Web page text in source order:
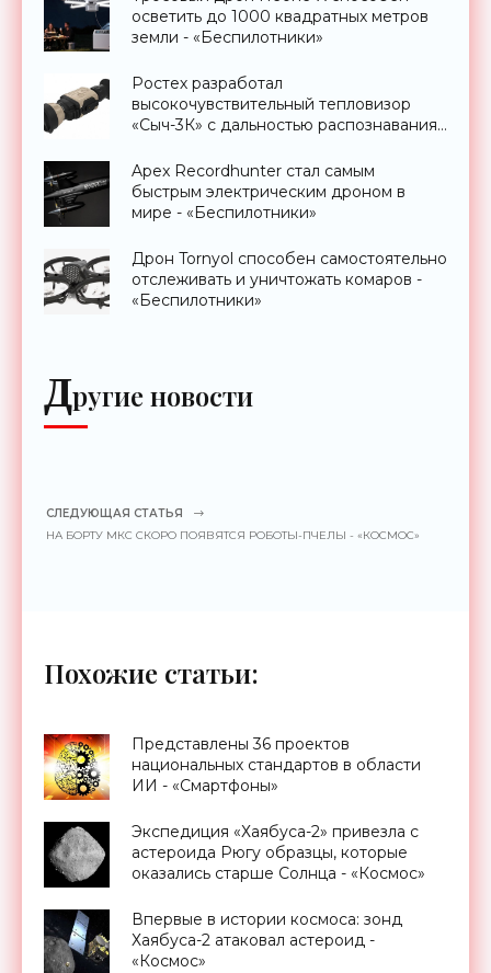
осветить до 1000 квадратных метров
земли - «Беспилотники»
Ростех разработал
высокочувствительный тепловизор
«Сыч-3К» с дальностью распознавания
Apex Recordhunter стал самым
быстрым электрическим дроном в
мире - «Беспилотники»
Дрон Tornyol способен самостоятельно
отслеживать и уничтожать комаров -
«Беспилотники»
Другие новости
СЛЕДУЮЩАЯ СТАТЬЯ
НА БОРТУ МКС СКОРО ПОЯВЯТСЯ РОБОТЫ-ПЧЕЛЫ - «КОСМОС»
Похожие статьи:
Представлены 36 проектов
национальных стандартов в области
ИИ - «Смартфоны»
Экспедиция «Хаябуса-2» привезла с
астероида Рюгу образцы, которые
оказались старше Солнца - «Космос»
Впервые в истории космоса: зонд
Хаябуса-2 атаковал астероид -
«Космос»